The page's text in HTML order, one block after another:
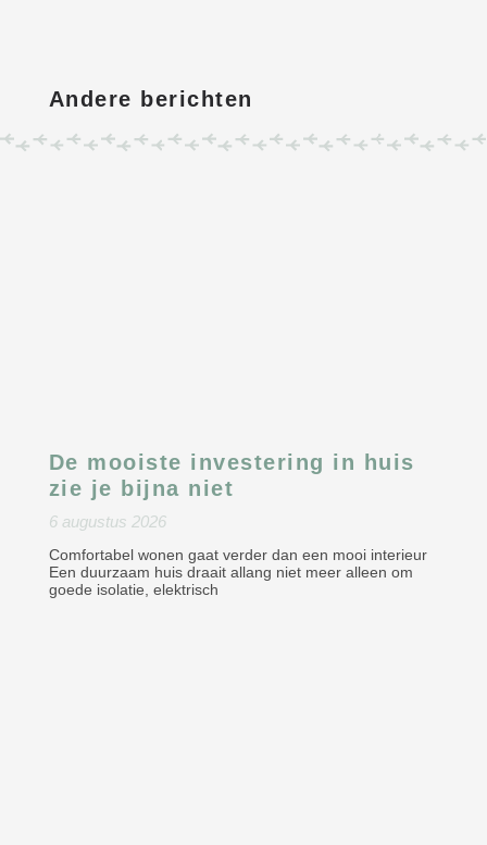
Andere berichten
De mooiste investering in huis
zie je bijna niet
6 augustus 2026
Comfortabel wonen gaat verder dan een mooi interieur
Een duurzaam huis draait allang niet meer alleen om
goede isolatie, elektrisch